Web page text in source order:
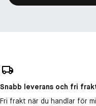
Snabb leverans och fri
Fri frakt när du handlar för